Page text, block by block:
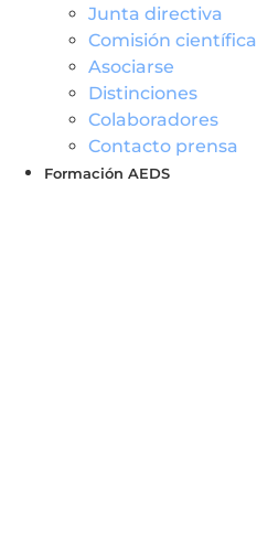
Junta directiva
Comisión científica
Asociarse
Distinciones
Colaboradores
Contacto prensa
Formación AEDS